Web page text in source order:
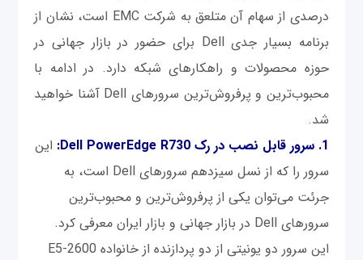
درصدی از سهام آن متلعق به شرکت EMC است، نشان از
برنامه بسیار جدی Dell برای حضور در بازار جهانی در
حوزه محصولات و راهکارهای شبکه دارد. در ادامه با
محبوب‌ترین و پرفروش‌ترین سرورهای Dell آشنا خواهید
شد.
1. سرور قابل نصب در رک Dell PowerEdge R730:
این
سرور را که از نسل سیزدهم سرورهای Dell است، به
جرئت می‌توان یکی از پرفروش‌ترین و محبوب‌ترین
سرورهای Dell در بازار جهانی و بازار ایران معرفی کرد.
این سرور دو یونیتی از دو پردازنده از خانواده E5-2600